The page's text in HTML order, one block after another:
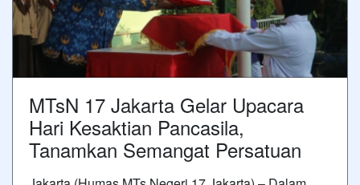
MTsN 17 Jakarta Gelar Upacara
Hari Kesaktian Pancasila,
Tanamkan Semangat Persatuan